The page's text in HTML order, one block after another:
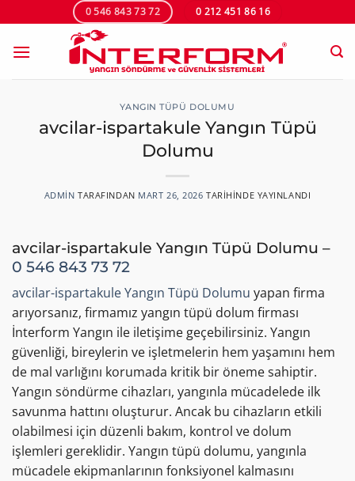
atla
0 546 843 73 72 0 212 451 86 16
YANGIN TÜPÜ DOLUMU
avcilar-ispartakule Yangın Tüpü
Dolumu
ADMIN TARAFINDAN MART 26, 2026 TARIHINDE YAYINLANDI
avcilar-ispartakule Yangın Tüpü Dolumu –
0 546 843 73 72
avcilar-ispartakule Yangın Tüpü Dolumu yapan firma
arıyorsanız, firmamız yangın tüpü dolum firması
İnterform Yangın ile iletişime geçebilirsiniz. Yangın
güvenliği, bireylerin ve işletmelerin hem yaşamını hem
de mal varlığını korumada kritik bir öneme sahiptir.
Yangın söndürme cihazları, yangınla mücadelede ilk
savunma hattını oluşturur. Ancak bu cihazların etkili
olabilmesi için düzenli bakım, kontrol ve dolum
işlemleri gereklidir. Yangın tüpü dolumu, yangınla
mücadele ekipmanlarının fonksiyonel kalmasını